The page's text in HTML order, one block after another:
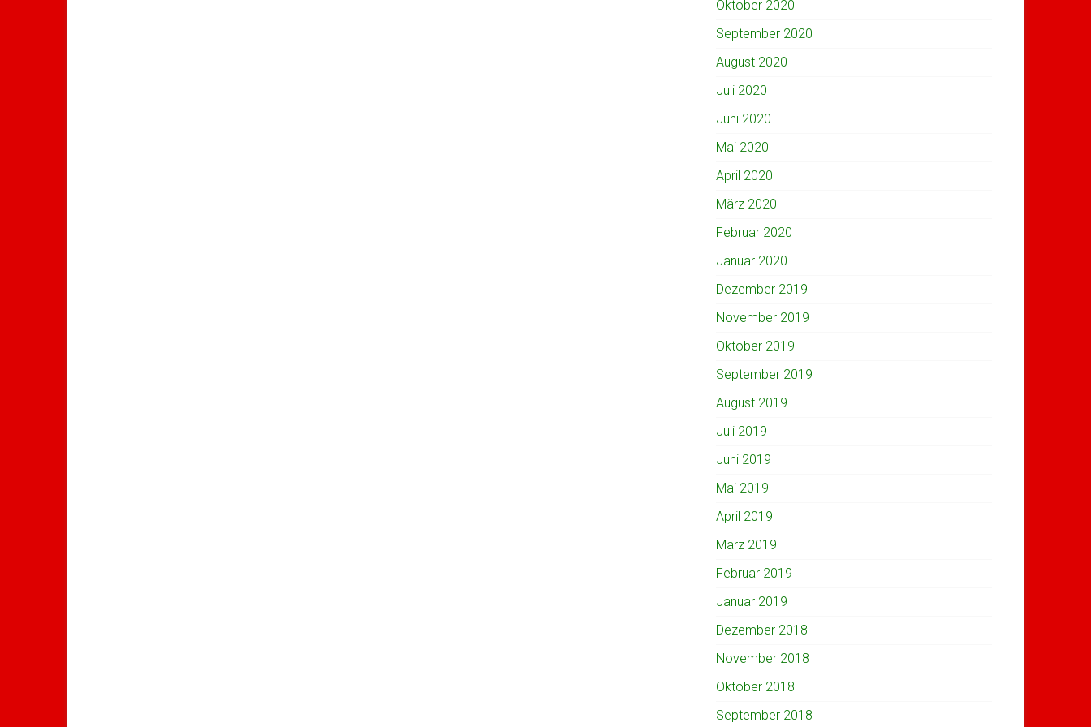
Oktober 2020
September 2020
August 2020
Juli 2020
Juni 2020
Mai 2020
April 2020
März 2020
Februar 2020
Januar 2020
Dezember 2019
November 2019
Oktober 2019
September 2019
August 2019
Juli 2019
Juni 2019
Mai 2019
April 2019
März 2019
Februar 2019
Januar 2019
Dezember 2018
November 2018
Oktober 2018
September 2018